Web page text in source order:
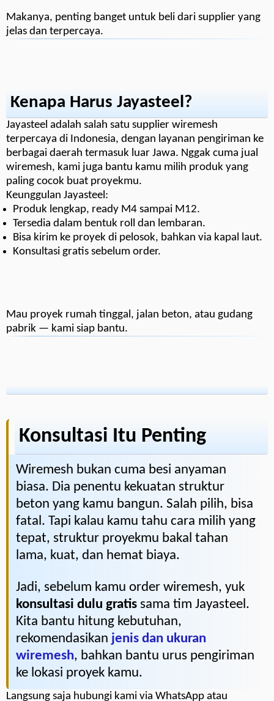
Makanya, penting banget untuk beli dari supplier yang
jelas dan terpercaya.
Kenapa Harus Jayasteel?
Jayasteel adalah salah satu supplier wiremesh
terpercaya di Indonesia, dengan layanan pengiriman ke
berbagai daerah termasuk luar Jawa. Nggak cuma jual
wiremesh, kami juga bantu kamu milih produk yang
paling cocok buat proyekmu.
Keunggulan Jayasteel:
Produk lengkap, ready M4 sampai M12.
Tersedia dalam bentuk roll dan lembaran.
Bisa kirim ke proyek di pelosok, bahkan via kapal laut.
Konsultasi gratis sebelum order.
Mau proyek rumah tinggal, jalan beton, atau gudang
pabrik — kami siap bantu.
Konsultasi Itu Penting
Wiremesh bukan cuma besi anyaman
biasa. Dia penentu kekuatan struktur
beton yang kamu bangun. Salah pilih, bisa
fatal. Tapi kalau kamu tahu cara milih yang
tepat, struktur proyekmu bakal tahan
lama, kuat, dan hemat biaya.
Jadi, sebelum kamu order wiremesh, yuk
konsultasi dulu gratis sama tim Jayasteel.
Kita bantu hitung kebutuhan,
rekomendasikan jenis dan ukuran
wiremesh, bahkan bantu urus pengiriman
ke lokasi proyek kamu.
Langsung saja hubungi kami via WhatsApp atau